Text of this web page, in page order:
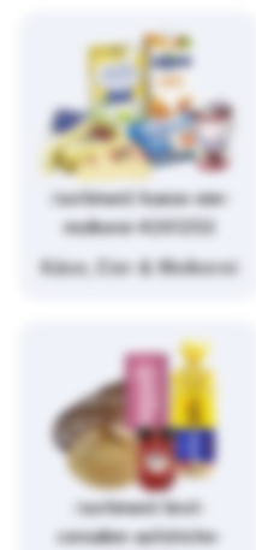
/sortiment/kaese-eier-
molkerei-4261253
Käse, Eier & Molkerei
/sortiment/brot-
cerealien-aufstriche-